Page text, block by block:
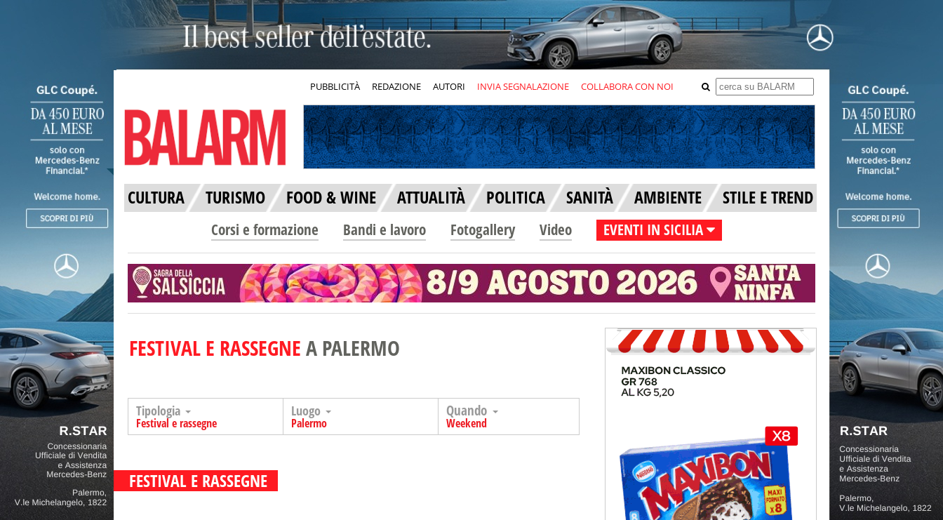
PUBBLICITÀ REDAZIONE AUTORI INVIA SEGNALAZIONE COLLABORA CON NOI
CULTURA TURISMO FOOD & WINE ATTUALITÀ POLITICA SANITÀ AMBIENTE STILE E TREND
Corsi e formazione Bandi e lavoro Fotogallery Video EVENTI IN SICILIA
FESTIVAL E RASSEGNEA PALERMO
Tipologia
Festival e rassegne
Luogo
Palermo
Quando
Weekend
FESTIVAL E RASSEGNE